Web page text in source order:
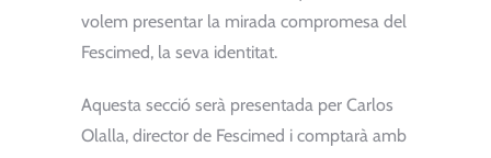
volem presentar la mirada compromesa del
Fescimed, la seva identitat.
Aquesta secció serà presentada per Carlos
Olalla, director de Fescimed i comptarà amb